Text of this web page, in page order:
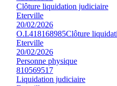
Clôture liquidation judiciaire
Eterville
20/02/2026
O.I.418168985Clôture
Eterville
20/02/2026
Personne physique
810569517
Liquidation judiciaire